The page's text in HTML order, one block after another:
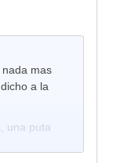
mas
a la
una puta